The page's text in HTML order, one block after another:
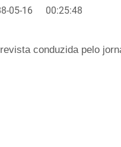
05-16 00:25:48
conduzida pelo